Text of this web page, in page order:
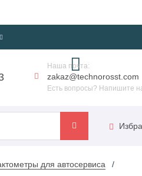
Наша почта:
zakaz@technorosst.com
Есть вопросы? Напишите
для автосервиса